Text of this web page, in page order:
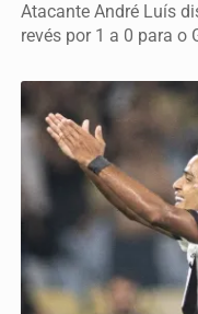
Atacante André Luís
revés por 1 a 0 para o